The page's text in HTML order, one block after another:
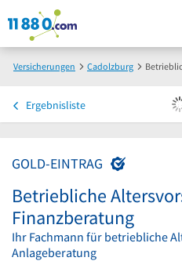
Versicherungen Cadolzburg
Ergebnisliste
GOLD-EINTRAG
Betriebliche
Finanzberatung
Ihr Fachmann für betriebliche
Anlageberatung